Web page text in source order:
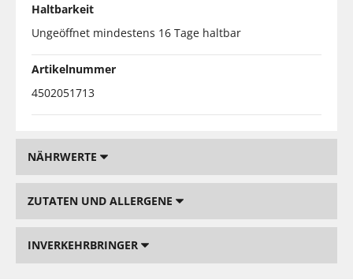
Haltbarkeit
Ungeöffnet mindestens 16 Tage haltbar
Artikelnummer
4502051713
NÄHRWERTE
ZUTATEN UND ALLERGENE
INVERKEHRBRINGER